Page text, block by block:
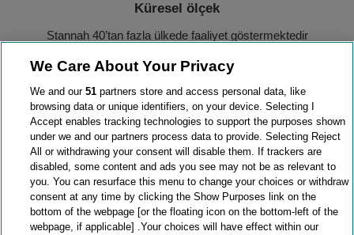
Küresel ölçek
Stannah 40’tan fazla ülkede faaliyet göstermektedir
Ülke çapında hizmet
Türkiye’nin neresinde olursanız olun, size yardım etmek için
hazırız.
We Care About Your Privacy
We and our51 partners store and access personal data, like
browsing data or unique identifiers, on your device. Selecting I
Accept enables tracking technologies to support the purposes shown
under we and our partners process data to provide. Selecting Reject
All or withdrawing your consent will disable them. If trackers are
disabled, some content and ads you see may not be as relevant to
you. You can resurface this menu to change your choices or withdraw
consent at any time by clicking the Show Purposes link on the
bottom of the webpage [or the floating icon on the bottom-left of the
webpage, if applicable] .Your choices will have effect within our